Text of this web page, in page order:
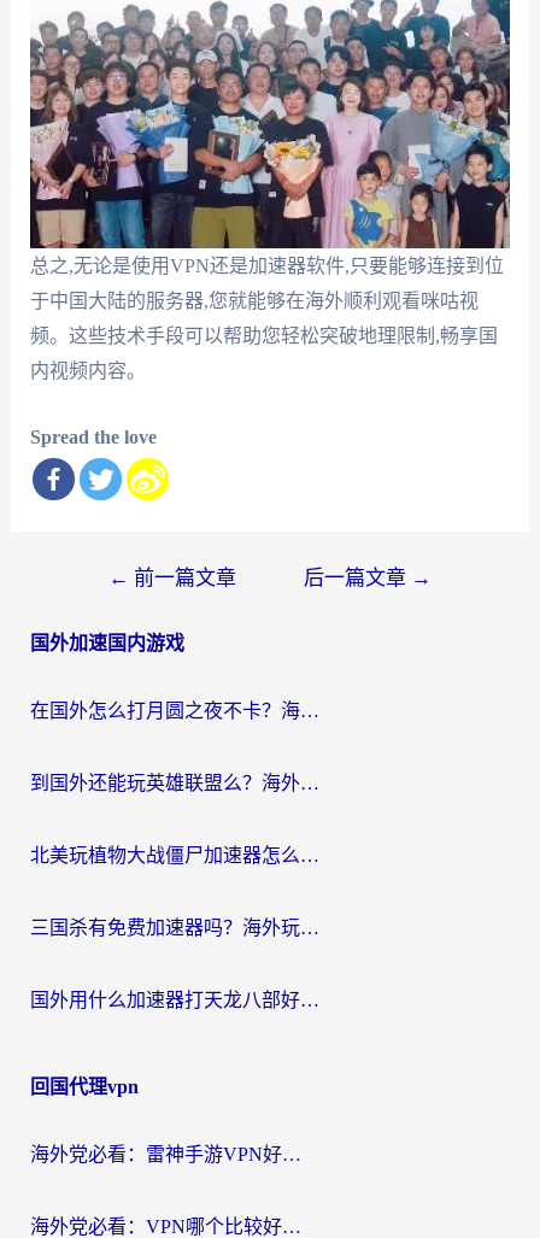
总之,无论是使用VPN还是加速器软件,只要能够连接到位
于中国大陆的服务器,您就能够在海外顺利观看咪咕视
频。这些技术手段可以帮助您轻松突破地理限制,畅享国
内视频内容。
Spread the love
导
← 前一篇文章 后一篇文章 →
国外加速国内游戏
在国外怎么打月圆之夜不卡？海外玩家国服游戏加速终极指南（附巴西英国游戏适配方案）
到国外还能玩英雄联盟么？海外玩家国服游戏畅玩终极指南
北美玩植物大战僵尸加速器怎么选？2026海外党必看的国服游戏加速指南
三国杀有免费加速器吗？海外玩家国服畅玩终极指南（附泰国南非专属解决方案）
国外用什么加速器打天龙八部好？2026海外玩家国服游戏加速全攻略
回国代理vpn
海外党必看：雷神手游VPN好用吗？和天速回国VPN对比哪个回国效果更好？附实用加速器选择指南
海外党必看：VPN哪个比较好用？3分钟找到适合你的回国加速方案